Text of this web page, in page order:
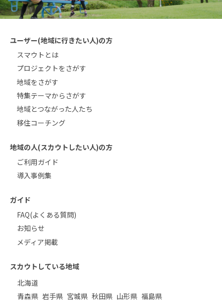
ユーザー(地域に行きたい人)の方
スマウトとは
プロジェクトをさがす
地域をさがす
特集テーマからさがす
地域とつながった人たち
移住コーチング
地域の人(スカウトしたい人)の方
ご利用ガイド
導入事例集
ガイド
FAQ(よくある質問)
お知らせ
メディア掲載
スカウトしている地域
北海道
青森県 岩手県 宮城県 秋田県 山形県 福島県